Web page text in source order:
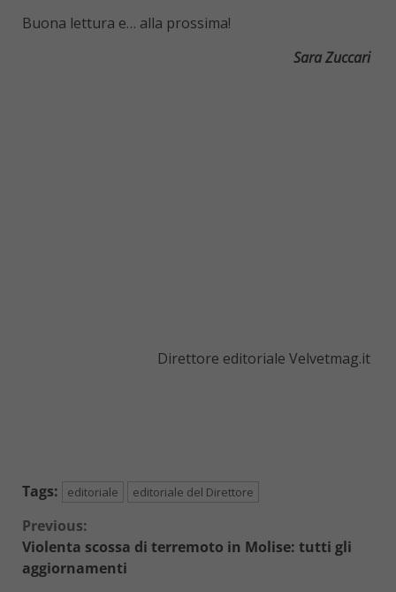
Buona lettura e… alla prossima!
Sara Zuccari
Direttore editoriale Velvetmag.it
Tags: editoriale editoriale del Direttore
Continue
Reading
Previous:
Violenta scossa di terremoto in Molise: tutti gli
aggiornamenti